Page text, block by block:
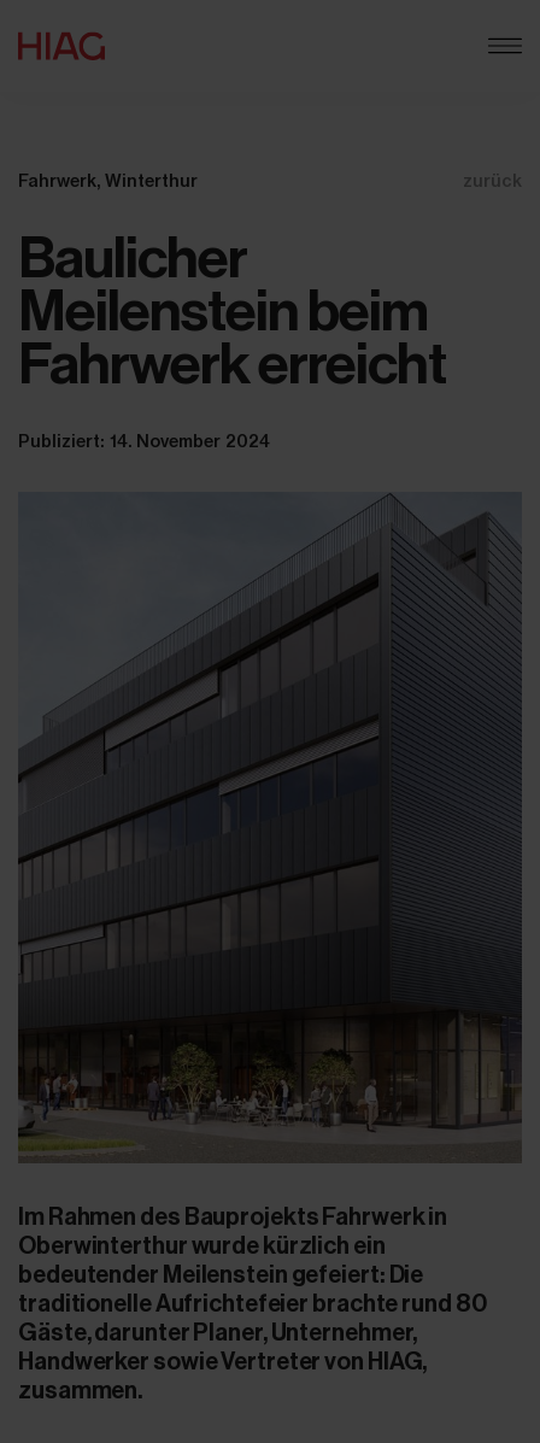
Fahrwerk, Winterthur zurück
Baulicher
Meilenstein beim
Fahrwerk erreicht
Publiziert: 14. November 2024
Im Rahmen des Bauprojekts Fahrwerk in
Oberwinterthur wurde kürzlich ein
bedeutender Meilenstein gefeiert: Die
traditionelle Aufrichtefeier brachte rund 80
Gäste, darunter Planer, Unternehmer,
Handwerker sowie Vertreter von HIAG,
zusammen.